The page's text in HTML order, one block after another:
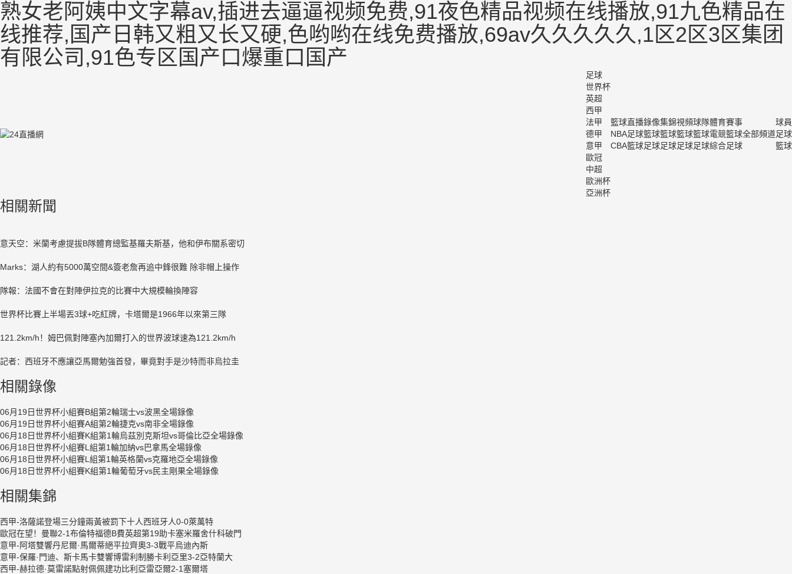
熟女老阿姨中文字幕av,插进去逼逼视频免费,91夜色精品视频在线播放,91九色精品在
线推荐,国产日韩又粗又长又硬,色哟哟在线免费播放,69av久久久久久,1区2区3区集团
有限公司,91色专区国产口爆重口国产
足球
世界杯
英超
西甲
法甲
德甲
意甲
歐冠
中超
歐洲杯
亞洲杯
籃球
NBA
CBA
直播
足球
籃球
錄像
籃球
足球
集錦
籃球
足球
視頻
籃球
足球
球隊
籃球
足球
體育
電競
綜合
賽事
籃球
足球
全部頻道
球員
足球
籃球
相關新聞
意天空：米蘭考慮提拔B隊體育總監基羅夫斯基，他和伊布關系密切
Marks：湖人約有5000萬空間&簽老詹再追中鋒很難 除非帽上操作
隊報：法國不會在對陣伊拉克的比賽中大規模輪換陣容
世界杯比賽上半場丟3球+吃紅牌，卡塔爾是1966年以來第三隊
121.2km/h！姆巴佩對陣塞內加爾打入的世界波球速為121.2km/h
記者：西班牙不應讓亞馬爾勉強首發，畢竟對手是沙特而非烏拉圭
相關錄像
06月19日世界杯小組賽B組第2輪瑞士vs波黑全場錄像
06月19日世界杯小組賽A組第2輪捷克vs南非全場錄像
06月18日世界杯小組賽K組第1輪烏茲別克斯坦vs哥倫比亞全場錄像
06月18日世界杯小組賽L組第1輪加納vs巴拿馬全場錄像
06月18日世界杯小組賽L組第1輪英格蘭vs克羅地亞全場錄像
06月18日世界杯小組賽K組第1輪葡萄牙vs民主剛果全場錄像
相關集錦
西甲-洛薩諾登場三分鐘兩黃被罰下十人西班牙人0-0萊萬特
歐冠在望！曼聯2-1布倫特福德B費英超第19助卡塞米羅舍什科破門
意甲-阿塔雙響丹尼爾·馬爾蒂絕平拉齊奧3-3戰平烏迪內斯
意甲-保羅·門迪、斯卡馬卡雙響博雷利制勝卡利亞里3-2亞特蘭大
西甲-赫拉德·莫雷諾點射佩佩建功比利亞雷亞爾2-1塞爾塔